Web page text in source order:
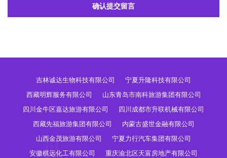
确认提交留言
吉林诚达生物科技有限公司
宁夏升隆科技有限公司
西藏明辉服务有限公司
山东青岛市南科旅游集团有限公司
四川金牛区嘉达旅游有限公司
四川成都市升联机械有限公司
西藏先福旅游集团有限公司
内蒙古盛世金融有限公司
山西金茂旅游有限公司
宁夏力行汽车集团有限公司
安徽棋远化工有限公司
重庆渝北区天富房地产有限公司